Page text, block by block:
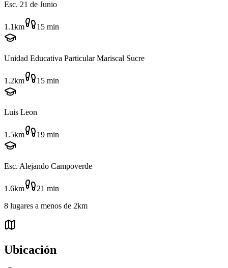
Esc. 21 de Junio
1.1km 15 min
Unidad Educativa Particular Mariscal Sucre
1.2km 15 min
Luis Leon
1.5km 19 min
Esc. Alejando Campoverde
1.6km 21 min
8 lugares a menos de 2km
Ubicación